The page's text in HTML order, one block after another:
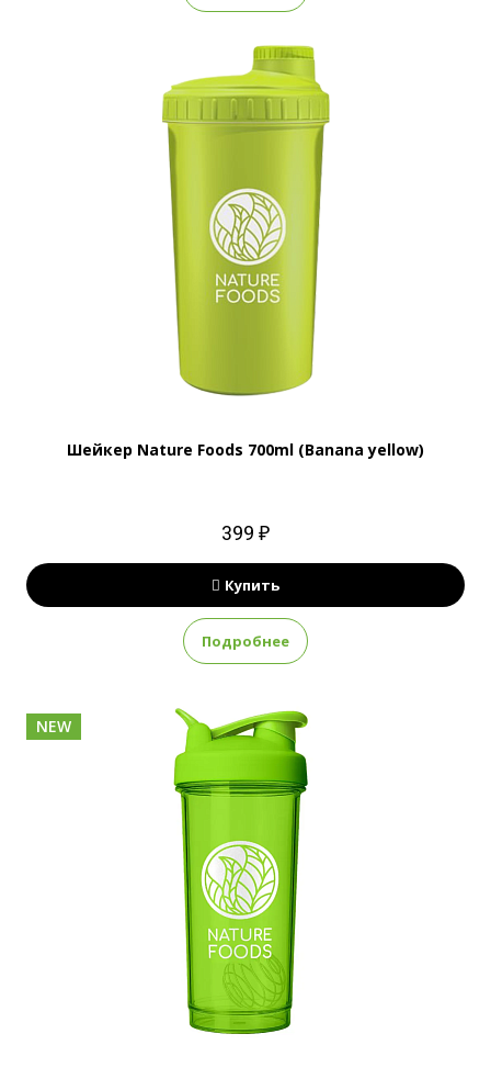
Шейкер Nature Foods 700ml (Banana yellow)
399 ₽
Купить
Подробнее
NEW